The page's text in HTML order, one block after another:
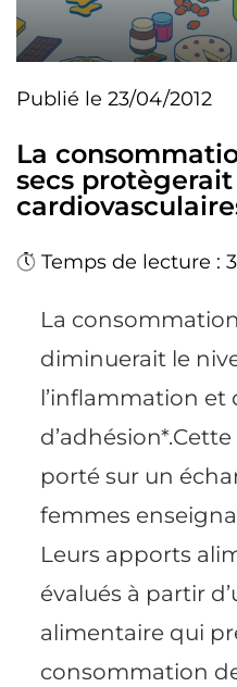
Publié le 23/04/2012
La
secs
Temps de lecture :
La
diminuerait le
l’inflammation et
porté sur un
femmes
Leurs apports
évalués à partir
alimentaire qui
consommation